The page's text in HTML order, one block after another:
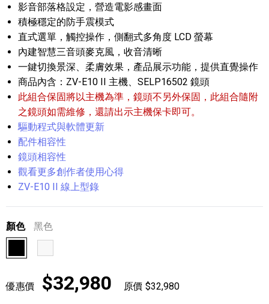
影音部落格設定，營造電影感畫面
積極穩定的防手震模式
直式選單，觸控操作，側翻式多角度 LCD 螢幕
內建智慧三音頭麥克風，收音清晰
一鍵切換景深、柔膚效果，產品展示功能，提供直覺操作
商品內含：ZV-E10 II 主機、SELP16502 鏡頭
此組合保固將以主機為準，鏡頭不另外保固，此組合隨附
之鏡頭如需維修，還請出示主機保卡即可。
驅動程式與軟體更新
配件相容性
鏡頭相容性
觀看更多創作者使用心得
ZV-E10 II 線上型錄
顏色 黑色
優惠價 $32,980 原價 $32,980